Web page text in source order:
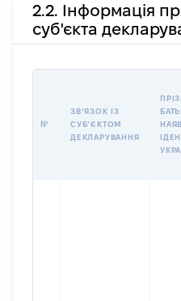
2.2. Інформація
суб'єкта
№
ЗВʼЯЗОК ІЗ
СУБʼЄКТОМ
ДЕКЛАРУВАННЯ